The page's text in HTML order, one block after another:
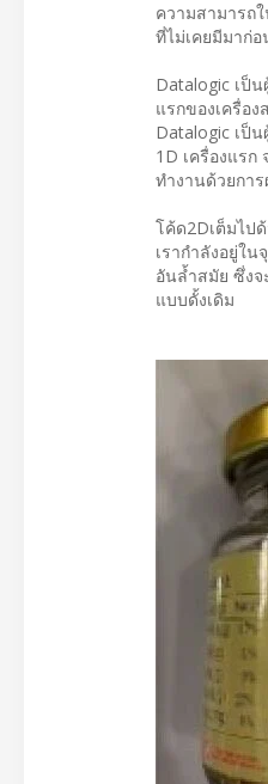
ความสามารถ
ที่ไม่เคยมีมาก่
Datalogic เป็
แรกของเครื่อ
Datalogic เป็
1D เครื่องแร
ทำงานด้วยกา
โค้ด2Dเต็มไป
เรากำลังอยู่ใ
อันล้ำสมัย ซึ่ง
แบบดั้งเดิม